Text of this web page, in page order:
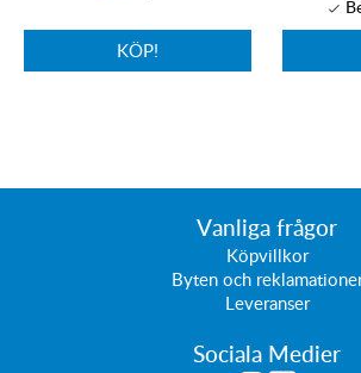
KÖP!
Vanliga frågor
Köpvillkor
Byten och
Leveranser
Sociala Medier